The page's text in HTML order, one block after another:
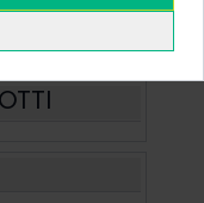
Tunnel Medesy